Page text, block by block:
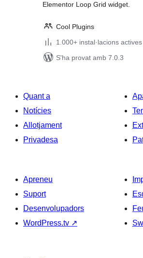
Elementor Loop Grid widget.
Cool Plugins
1.000+ instal·lacions actives
S'ha provat amb 7.0.3
Quant a
Notícies
Allotjament
Privadesa
Apreneu
Suport
Desenvolupadors
WordPress.tv ↗